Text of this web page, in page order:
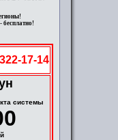
бесплатно!
17-14
системы